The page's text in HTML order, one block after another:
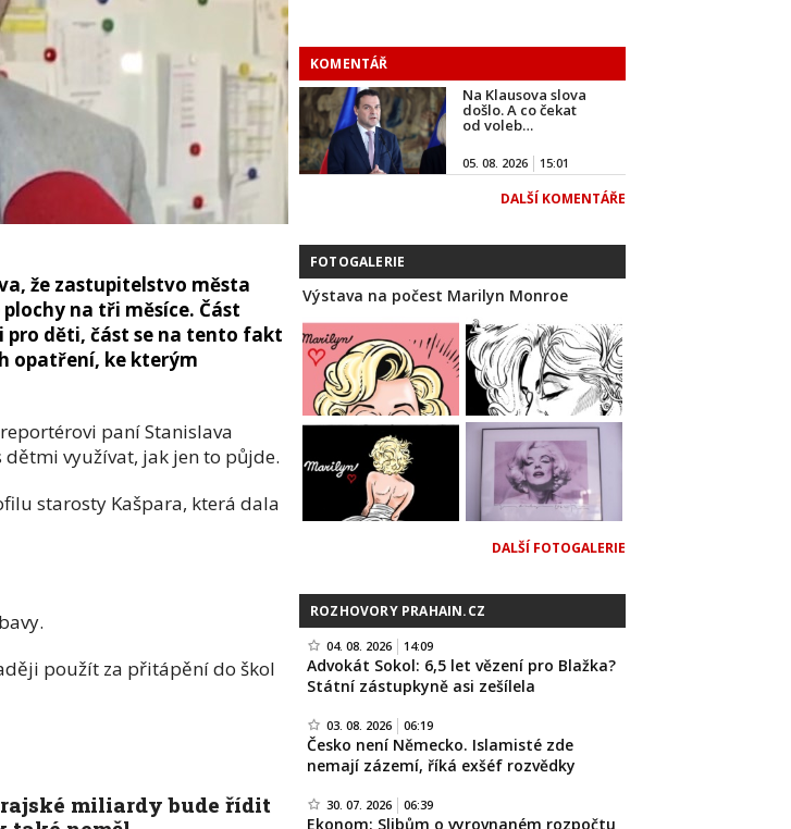
že zastupitelstvo města
na tři měsíce. Část
pro děti, část se na tento fakt
opatření, ke kterým
paní Stanislava
využívat, jak jen to půjde.
starosty Kašpara, která dala
použít za přitápění do škol
miliardy bude řídit
KOMENTÁŘ
Na Klausova slova
došlo. A co čekat
od voleb…
05. 08. 2026 15:01
DALŠÍ KOMENTÁŘE
FOTOGALERIE
Výstava na počest Marilyn Monroe
DALŠÍ FOTOGALERIE
ROZHOVORY PRAHAIN.CZ
04. 08. 2026 14:09
Advokát Sokol: 6,5 let vězení pro Blažka?
Státní zástupkyně asi zešílela
03. 08. 2026 06:19
Česko není Německo. Islamisté zde
nemají zázemí, říká exšéf rozvědky
30. 07. 2026 06:39
Ekonom: Slibům o vyrovnaném rozpočtu